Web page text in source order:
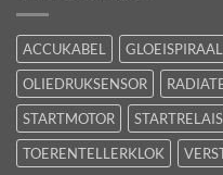
ACCUKABEL GLOEISPIRAAL
OLIEDRUKSENSOR
STARTMOTOR
STARTRELAIS
TOERENTELLERKLOK